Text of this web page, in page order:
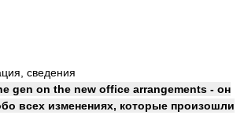
сведения
gen on the new office arrangements - он
всех изменениях, которые произошли